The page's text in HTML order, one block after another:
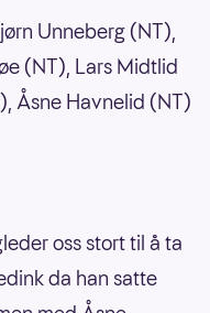
Unneberg (NT),
(NT), Lars Midtlid
Åsne Havnelid (NT)
oss stort til å ta
da han satte